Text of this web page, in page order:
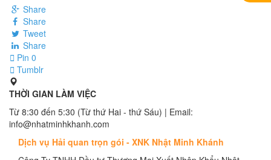
Share
Share
Tweet
Share
Pin 0
Tumblr
THỜI GIAN LÀM VIỆC
Từ 8:30 đến 5:30 (Từ thứ Hai - thứ Sáu) | Email:
info@nhatminhkhanh.com
Dịch vụ Hải quan trọn gói - XNK Nhật Minh Khánh